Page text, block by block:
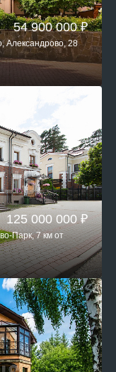
54 900 000 ₽
Александрово, 28
125 000 000 ₽
Парк, 7 км от